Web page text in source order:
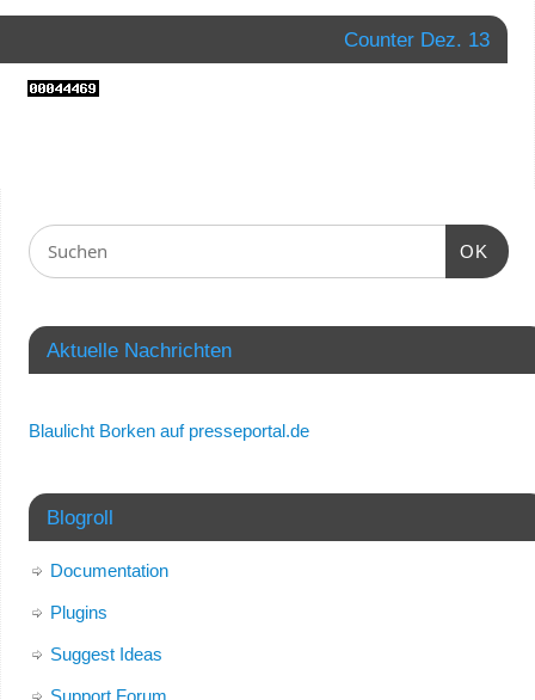
Counter Dez. 13
OK
Aktuelle Nachrichten
Blaulicht Borken auf presseportal.de
Blogroll
Documentation
Plugins
Suggest Ideas
Support Forum